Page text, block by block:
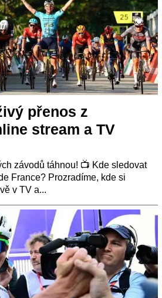
přenos z
stream a TV
závodů táhnou! 📺 Kde sledovat
France? Prozradíme, kde si
v TV a...